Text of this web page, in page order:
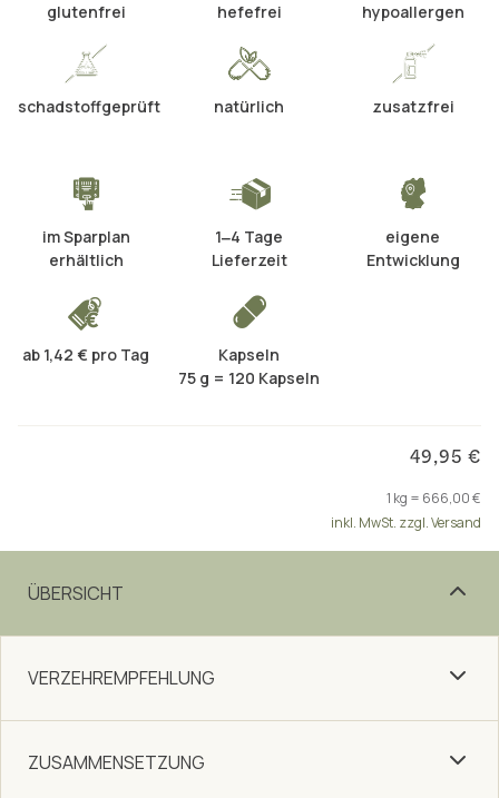
glutenfrei hefefrei hypoallergen
schadstoffgeprüft natürlich zusatzfrei
im Sparplan
erhältlich
1‒4 Tage
Lieferzeit
eigene
Entwicklung
ab 1,42 € pro Tag
Kapseln
75 g = 120 Kapseln
49,95 €
1 kg = 666,00 €
inkl. MwSt. zzgl. Versand
ÜBERSICHT
VERZEHREMPFEHLUNG
ZUSAMMENSETZUNG